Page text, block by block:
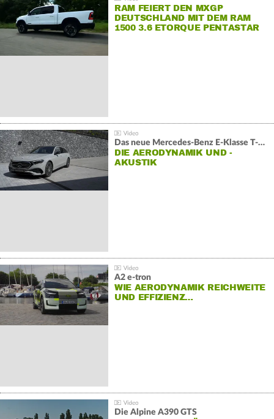
RAM FEIERT DEN MXGP
DEUTSCHLAND MIT DEM RAM
1500 3.6 ETORQUE PENTASTAR
Das neue Mercedes-Benz E-Klasse T-Modell
DIE AERODYNAMIK UND -
AKUSTIK
A2 e-tron
WIE AERODYNAMIK REICHWEITE
UND EFFIZIENZ…
Die Alpine A390 GTS